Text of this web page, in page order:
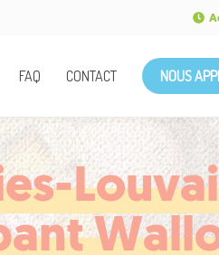
FAQ CONTACT NOUS